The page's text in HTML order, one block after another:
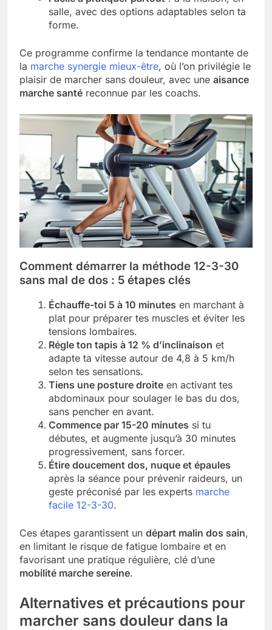
salle, avec des options adaptables selon ta
forme.
Ce programme confirme la tendance montante de
la marche synergie mieux-être, où l’on privilégie le
plaisir de marcher sans douleur, avec une aisance
marche santé reconnue par les coachs.
Comment démarrer la méthode 12-3-30
sans mal de dos : 5 étapes clés
Échauffe-toi 5 à 10 minutes en marchant à
plat pour préparer tes muscles et éviter les
tensions lombaires.
Régle ton tapis à 12 % d’inclinaison et
adapte ta vitesse autour de 4,8 à 5 km/h
selon tes sensations.
Tiens une posture droite en activant tes
abdominaux pour soulager le bas du dos,
sans pencher en avant.
Commence par 15-20 minutes si tu
débutes, et augmente jusqu’à 30 minutes
progressivement, sans forcer.
Étire doucement dos, nuque et épaules
après la séance pour prévenir raideurs, un
geste préconisé par les experts marche
facile 12-3-30.
Ces étapes garantissent un départ malin dos sain,
en limitant le risque de fatigue lombaire et en
favorisant une pratique régulière, clé d’une
mobilité marche sereine.
Alternatives et précautions pour
marcher sans douleur dans la